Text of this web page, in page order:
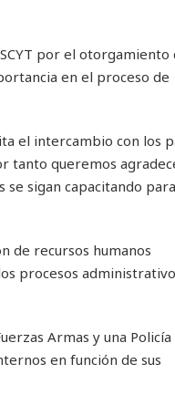
por el otorgamiento
en el proceso de
el intercambio con los
tanto queremos
se sigan capacitando para
de recursos humanos
procesos
Armas y una Policía
en función de sus